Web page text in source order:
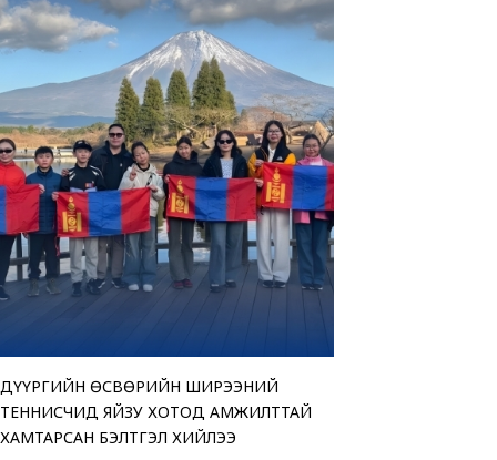
ДҮҮРГИЙН ӨСВӨРИЙН ШИРЭЭНИЙ
ТЕННИСЧИД ЯЙЗУ ХОТОД АМЖИЛТТАЙ
ХАМТАРСАН БЭЛТГЭЛ ХИЙЛЭЭ